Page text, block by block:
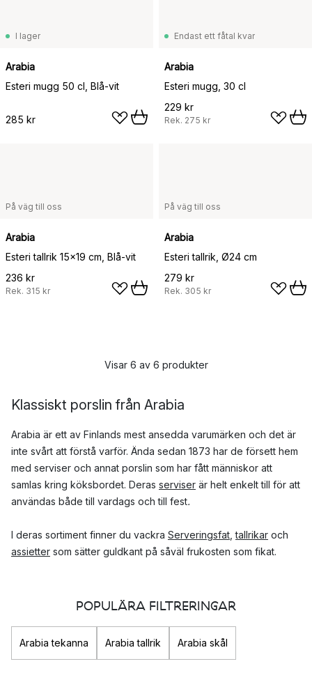
I lager
Arabia
Esteri mugg 50 cl, Blå-vit
285 kr
Endast ett fåtal kvar
Arabia
Esteri mugg, 30 cl
229 kr
Rek. 275 kr
På väg till oss
Arabia
Esteri tallrik 15x19 cm, Blå-vit
236 kr
Rek. 315 kr
På väg till oss
Arabia
Esteri tallrik, Ø24 cm
279 kr
Rek. 305 kr
Visar 6 av 6 produkter
Klassiskt porslin från Arabia
Arabia är ett av Finlands mest ansedda varumärken och det är
inte svårt att förstå varför. Ända sedan 1873 har de försett hem
med serviser och annat porslin som har fått människor att
samlas kring köksbordet. Deras serviser är helt enkelt till för att
användas både till vardags och till fest.
I deras sortiment finner du vackra Serveringsfat ,tallrikar och
assietter som sätter guldkant på såväl frukosten som fikat.
färgglada dekorer en snygg dekorationsdetalj till ditt hem
POPULÄRA FILTRERINGAR
Arabia tekanna Arabia tallrik Arabia skål